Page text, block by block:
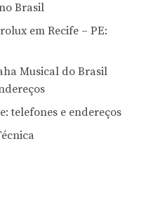
Brasil
em Recife – PE:
Musical do Brasil
telefones e endereços